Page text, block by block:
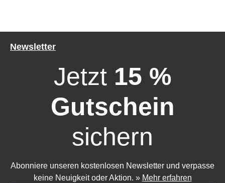
Newsletter
Jetzt 15 %
Gutschein
sichern
Abonniere unseren kostenlosen Newsletter und verpasse
keine Neuigkeit oder Aktion. » Mehr erfahren